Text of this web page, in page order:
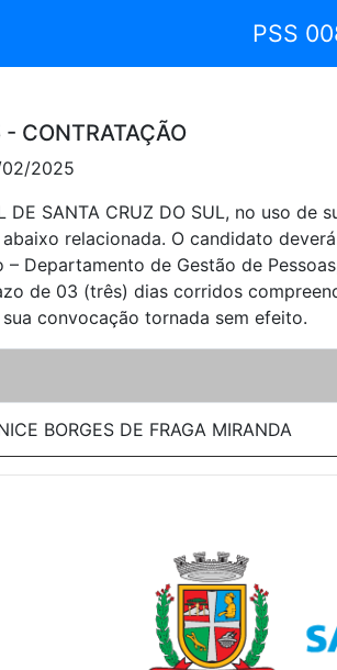
PSS
CONTRATAÇÃO
02/2025
DE SANTA CRUZ DO SUL, no uso
relacionada. O candidato
Departamento de Gestão de
de 03 (três) dias corridos
convocação tornada sem efeito.
BORGES DE FRAGA MIRANDA